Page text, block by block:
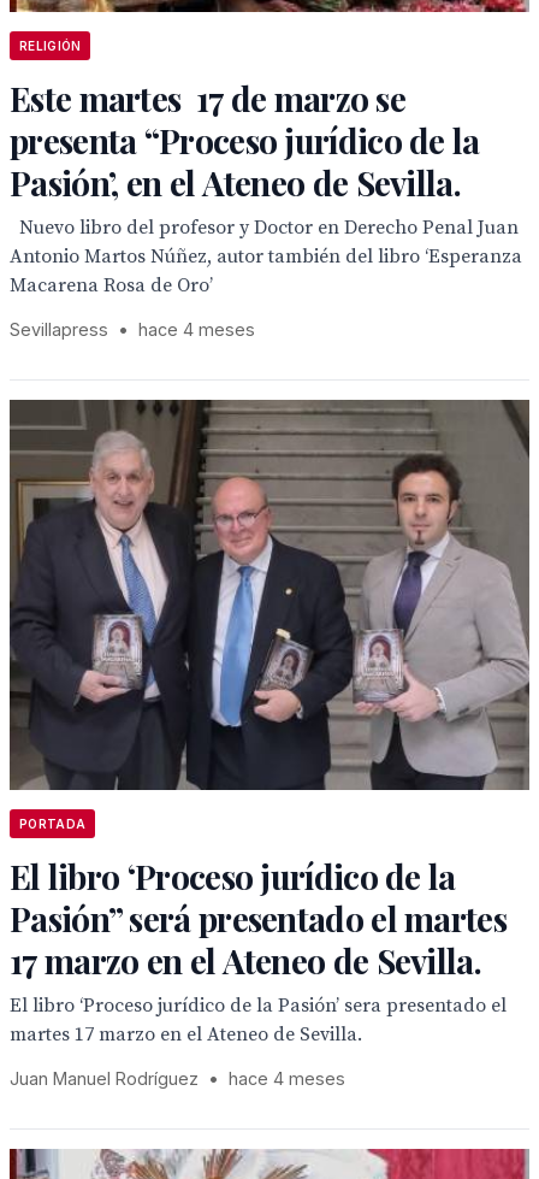
RELIGIÓN
Este martes 17 de marzo se
presenta “Proceso jurídico de la
Pasión’, en el Ateneo de Sevilla.
Nuevo libro del profesor y Doctor en Derecho Penal Juan
Antonio Martos Núñez, autor también del libro ‘Esperanza
Macarena Rosa de Oro’
Sevillapress • hace 4 meses
PORTADA
El libro ‘Proceso jurídico de la
Pasión” será presentado el martes
17 marzo en el Ateneo de Sevilla.
El libro ‘Proceso jurídico de la Pasión’ sera presentado el
martes 17 marzo en el Ateneo de Sevilla.
Juan Manuel Rodríguez • hace 4 meses